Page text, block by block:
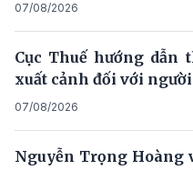
07/08/2026
Cục Thuế hướng dẫn
xuất cảnh đối với
07/08/2026
Nguyễn Trọng Hoàng